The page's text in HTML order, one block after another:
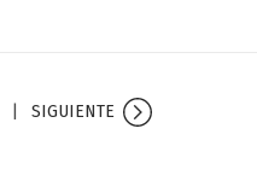
SIGUIENTE